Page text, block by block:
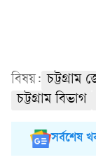
বিষয়: চট্টগ্রাম
চট্টগ্রাম বিভাগ
সর্বশেষ